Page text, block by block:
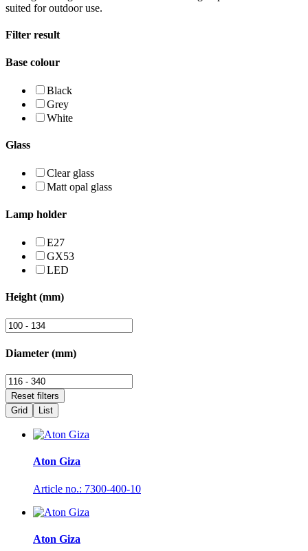
suited for outdoor use.
Filter result
Base colour
Black
Grey
White
Glass
Clear glass
Matt opal glass
Lamp holder
E27
GX53
LED
Height (mm)
Diameter (mm)
Grid List
Aton Giza
Article no.: 7300-400-10
Aton Giza